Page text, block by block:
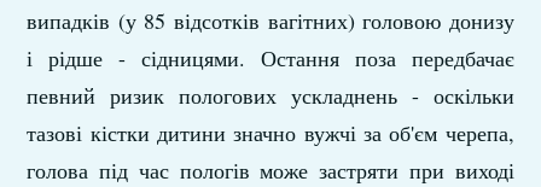
випадків (у 85 відсотків вагітних) головою донизу
і рідше - сідницями. Остання поза передбачає
певний ризик пологових ускладнень - оскільки
тазові кістки дитини значно вужчі за об'єм черепа,
голова під час пологів може застряти при виході